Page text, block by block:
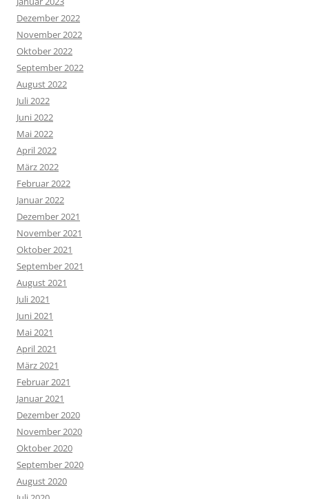
Dezember 2022
November 2022
Oktober 2022
September 2022
August 2022
Juli 2022
Juni 2022
Mai 2022
April 2022
März 2022
Februar 2022
Januar 2022
Dezember 2021
November 2021
Oktober 2021
September 2021
August 2021
Juli 2021
Juni 2021
Mai 2021
April 2021
März 2021
Februar 2021
Januar 2021
Dezember 2020
November 2020
Oktober 2020
September 2020
August 2020